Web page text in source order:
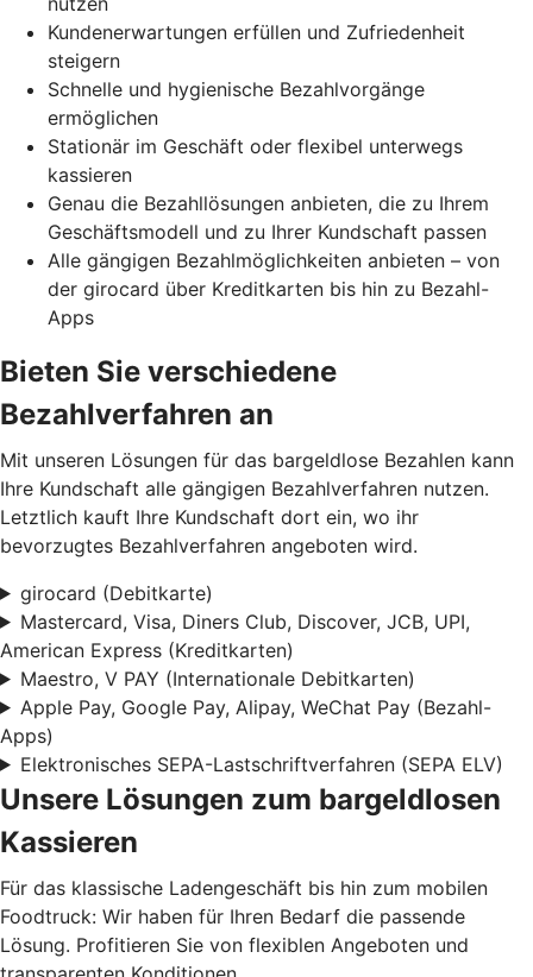
Kundenerwartungen erfüllen und Zufriedenheit
steigern
Schnelle und hygienische Bezahlvorgänge
ermöglichen
Stationär im Geschäft oder flexibel unterwegs
kassieren
Genau die Bezahllösungen anbieten, die zu Ihrem
Geschäftsmodell und zu Ihrer Kundschaft passen
Alle gängigen Bezahlmöglichkeiten anbieten – von
der girocard über Kreditkarten bis hin zu Bezahl-
Apps
Bieten Sie verschiedene
Bezahlverfahren an
Mit unseren Lösungen für das bargeldlose Bezahlen kann
Ihre Kundschaft alle gängigen Bezahlverfahren nutzen.
Letztlich kauft Ihre Kundschaft dort ein, wo ihr
bevorzugtes Bezahlverfahren angeboten wird.
girocard (Debitkarte)
Mastercard, Visa, Diners Club, Discover, JCB, UPI,
American Express (Kreditkarten)
Maestro, V PAY (Internationale Debitkarten)
Apple Pay, Google Pay, Alipay, WeChat Pay (Bezahl-
Apps)
Elektronisches SEPA-Lastschriftverfahren (SEPA ELV)
Unsere Lösungen zum bargeldlosen
Kassieren
Für das klassische Ladengeschäft bis hin zum mobilen
Foodtruck: Wir haben für Ihren Bedarf die passende
Lösung. Profitieren Sie von flexiblen Angeboten und